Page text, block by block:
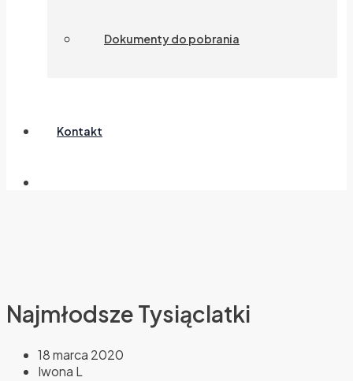
Dokumenty do pobrania
Kontakt
Najmłodsze Tysiąclatki
18 marca 2020
Iwona L